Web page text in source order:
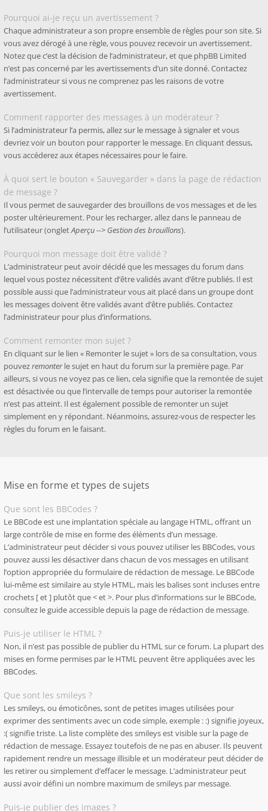
Pourquoi ai-je reçu un avertissement ?
Chaque administrateur a son propre ensemble de règles pour son site. Si
vous avez dérogé à une règle, vous pouvez recevoir un avertissement.
Notez que c’est la décision de l’administrateur, et que phpBB Limited
n’est pas concerné par les avertissements d’un site donné. Contactez
l’administrateur si vous ne comprenez pas les raisons de votre
avertissement.
Comment rapporter des messages à un modérateur ?
Si l’administrateur l’a permis, allez sur le message à signaler et vous
devriez voir un bouton pour rapporter le message. En cliquant dessus,
vous accéderez aux étapes nécessaires pour le faire.
À quoi sert le bouton « Sauvegarder » dans la page de rédaction
de message ?
Il vous permet de sauvegarder des brouillons de vos messages et de les
poster ultérieurement. Pour les recharger, allez dans le panneau de
l’utilisateur (ongletAperçu --> Gestion des brouillons).
Pourquoi mon message doit être validé ?
L’administrateur peut avoir décidé que les messages du forum dans
lequel vous postez nécessitent d’être validés avant d’être publiés. Il est
possible aussi que l’administrateur vous ait placé dans un groupe dont
les messages doivent être validés avant d’être publiés. Contactez
l’administrateur pour plus d’informations.
Comment remonter mon sujet ?
En cliquant sur le lien « Remonter le sujet » lors de sa consultation, vous
pouvezremonterle sujet en haut du forum sur la première page. Par
ailleurs, si vous ne voyez pas ce lien, cela signifie que la remontée de sujet
est désactivée ou que l’intervalle de temps pour autoriser la remontée
n’est pas atteint. Il est également possible de remonter un sujet
simplement en y répondant. Néanmoins, assurez-vous de respecter les
règles du forum en le faisant.
Mise en forme et types de sujets
Que sont les BBCodes ?
Le BBCode est une implantation spéciale au langage HTML, offrant un
large contrôle de mise en forme des éléments d’un message.
L’administrateur peut décider si vous pouvez utiliser les BBCodes, vous
pouvez aussi les désactiver dans chacun de vos messages en utilisant
l’option appropriée du formulaire de rédaction de message. Le BBCode
lui-même est similaire au style HTML, mais les balises sont incluses entre
crochets [ et ] plutôt que < et >. Pour plus d’informations sur le BBCode,
consultez le guide accessible depuis la page de rédaction de message.
Puis-je utiliser le HTML ?
Non, il n’est pas possible de publier du HTML sur ce forum. La plupart des
mises en forme permises par le HTML peuvent être appliquées avec les
BBCodes.
Que sont les smileys ?
Les smileys, ou émoticônes, sont de petites images utilisées pour
exprimer des sentiments avec un code simple, exemple : :) signifie joyeux,
:( signifie triste. La liste complète des smileys est visible sur la page de
rédaction de message. Essayez toutefois de ne pas en abuser. Ils peuvent
rapidement rendre un message illisible et un modérateur peut décider de
les retirer ou simplement d’effacer le message. L’administrateur peut
aussi avoir défini un nombre maximum de smileys par message.
Puis-je publier des images ?